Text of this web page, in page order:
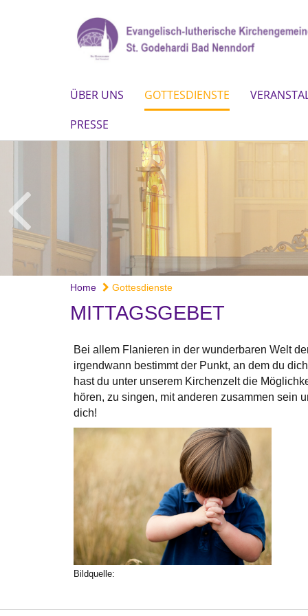
ÜBER UNS GOTTESDIENSTE
PRESSE
Home Gottesdienste
MITTAGSGEBET
Bei allem Flanieren in der wunderbaren Welt
irgendwann bestimmt der Punkt, an dem du
hast du unter unserem Kirchenzelt die
hören, zu singen, mit anderen zusammen sein
dich!
Bildquelle: